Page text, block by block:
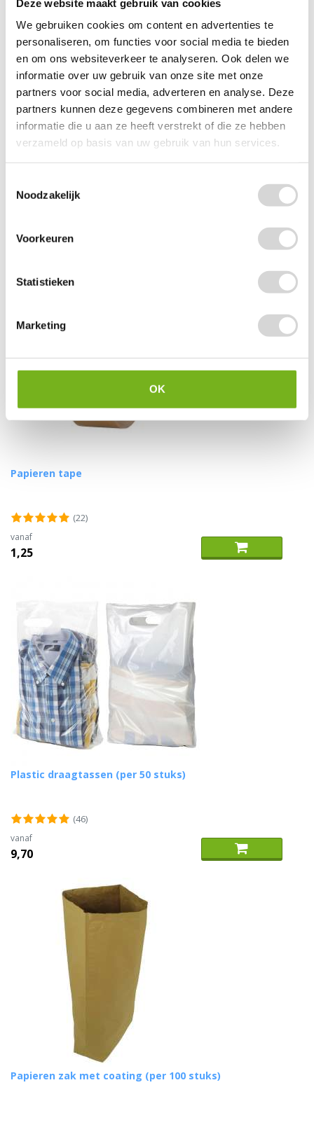
Deze website maakt gebruik van cookies
We gebruiken cookies om content en advertenties te
personaliseren, om functies voor social media te bieden
en om ons websiteverkeer te analyseren. Ook delen we
informatie over uw gebruik van onze site met onze
partners voor social media, adverteren en analyse. Deze
partners kunnen deze gegevens combineren met andere
informatie die u aan ze heeft verstrekt of die ze hebben
verzameld op basis van uw gebruik van hun services.
Noodzakelijk
Voorkeuren
Statistieken
Marketing
OK
vanaf
Papieren tape
(22)
vanaf
1,25
Plastic draagtassen (per 50 stuks)
(46)
vanaf
9,70
Papieren zak met coating (per 100 stuks)